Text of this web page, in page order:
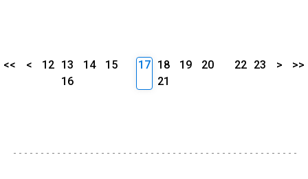
<< < 12 13 14
15
16
17 18 19
20
21
22 23 > >>